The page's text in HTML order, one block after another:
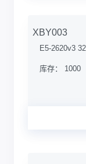
XBY003
E5-2620v3
库存： 1000